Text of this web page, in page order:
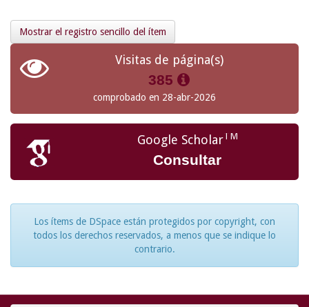
Mostrar el registro sencillo del ítem
Visitas de página(s)
385
comprobado en 28-abr-2026
Google ScholarTM
Consultar
Los ítems de DSpace están protegidos por copyright, con
todos los derechos reservados, a menos que se indique lo
contrario.